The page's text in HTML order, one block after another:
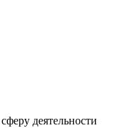
деятельности